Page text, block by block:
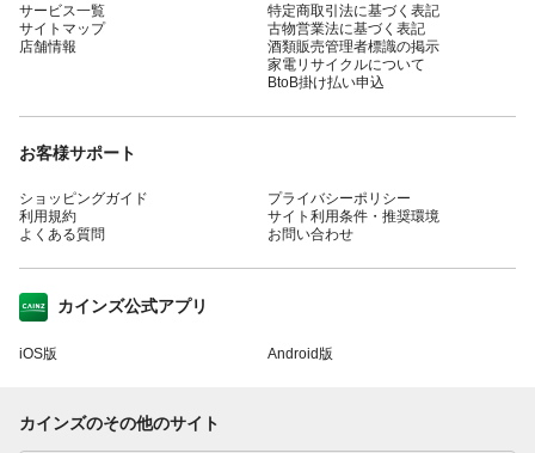
サービス一覧
サイトマップ
店舗情報
特定商取引法に基づく表記
古物営業法に基づく表記
酒類販売管理者標識の掲示
家電リサイクルについて
BtoB掛け払い申込
お客様サポート
ショッピングガイド
利用規約
よくある質問
プライバシーポリシー
サイト利用条件・推奨環境
お問い合わせ
カインズ公式アプリ
iOS版 Android版
カインズのその他のサイト